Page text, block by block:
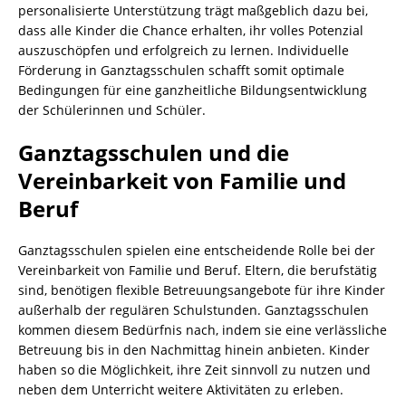
personalisierte Unterstützung trägt maßgeblich dazu bei,
dass alle Kinder die Chance erhalten, ihr volles Potenzial
auszuschöpfen und erfolgreich zu lernen. Individuelle
Förderung in Ganztagsschulen schafft somit optimale
Bedingungen für eine ganzheitliche Bildungsentwicklung
der Schülerinnen und Schüler.
Ganztagsschulen und die
Vereinbarkeit von Familie und
Beruf
Ganztagsschulen spielen eine entscheidende Rolle bei der
Vereinbarkeit von Familie und Beruf. Eltern, die berufstätig
sind, benötigen flexible Betreuungsangebote für ihre Kinder
außerhalb der regulären Schulstunden. Ganztagsschulen
kommen diesem Bedürfnis nach, indem sie eine verlässliche
Betreuung bis in den Nachmittag hinein anbieten. Kinder
haben so die Möglichkeit, ihre Zeit sinnvoll zu nutzen und
neben dem Unterricht weitere Aktivitäten zu erleben.